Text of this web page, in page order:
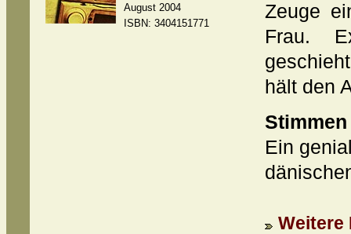
August 2004
ISBN: 3404151771
Zeuge
Frau.
hält den
Stimmen
Ein
Weitere